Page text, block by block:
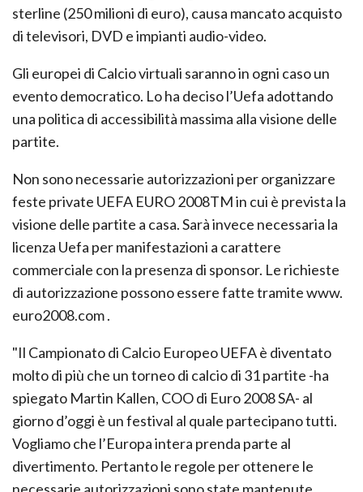
sterline (250 milioni di euro), causa mancato acquisto
di televisori, DVD e impianti audio-video.
Gli europei di Calcio virtuali saranno in ogni caso un
evento democratico. Lo ha deciso l’Uefa adottando
una politica di accessibilità massima alla visione delle
partite.
Non sono necessarie autorizzazioni per organizzare
feste private UEFA EURO 2008TM in cui è prevista la
visione delle partite a casa. Sarà invece necessaria la
licenza Uefa per manifestazioni a carattere
commerciale con la presenza di sponsor. Le richieste
di autorizzazione possono essere fatte tramite www.
euro2008.com .
"Il Campionato di Calcio Europeo UEFA è diventato
molto di più che un torneo di calcio di 31 partite -ha
spiegato Martin Kallen, COO di Euro 2008 SA- al
giorno d’oggi è un festival al quale partecipano tutti.
Vogliamo che l’Europa intera prenda parte al
divertimento. Pertanto le regole per ottenere le